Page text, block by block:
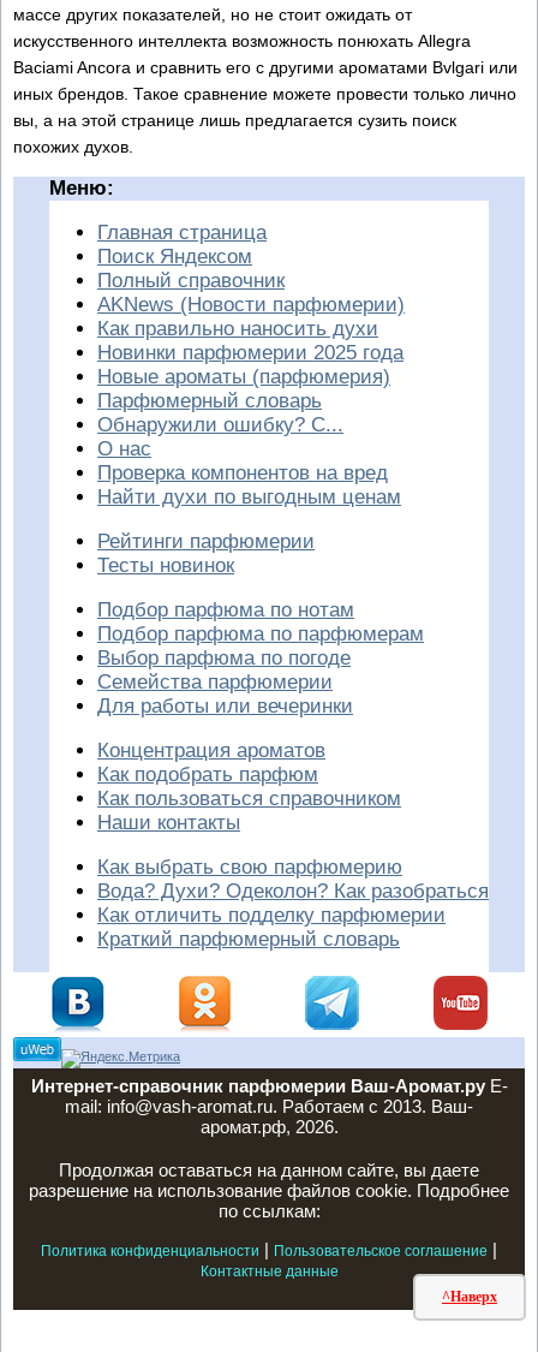
массе других показателей, но не стоит ожидать от
искусственного интеллекта возможность понюхать Allegra
Baciami Ancora и сравнить его с другими ароматами Bvlgari или
иных брендов. Такое сравнение можете провести только лично
вы, а на этой странице лишь предлагается сузить поиск
похожих духов.
^Наверх
Меню:
Главная страница
Поиск Яндексом
Полный справочник
AKNews (Новости парфюмерии)
Как правильно наносить духи
Новинки парфюмерии 2025 года
Новые ароматы (парфюмерия)
Парфюмерный словарь
Обнаружили ошибку? С...
О нас
Проверка компонентов на вред
Найти духи по выгодным ценам
Рейтинги парфюмерии
Тесты новинок
Подбор парфюма по нотам
Подбор парфюма по парфюмерам
Выбор парфюма по погоде
Семейства парфюмерии
Для работы или вечеринки
Концентрация ароматов
Как подобрать парфюм
Как пользоваться справочником
Наши контакты
Как выбрать свою парфюмерию
Вода? Духи? Одеколон? Как разобраться
Как отличить подделку парфюмерии
Краткий парфюмерный словарь
Интернет-справочник парфюмерии Ваш-Аромат.руE-
mail: info@vash-aromat.ru. Работаем с 2013. Ваш-
аромат.рф, 2026.
Продолжая оставаться на данном сайте, вы даете
разрешение на использование файлов cookie. Подробнее
по ссылкам:
Политика конфиденциальности | Пользовательское соглашение |
Контактные данные